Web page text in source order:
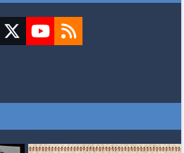
TwitterYouTube
RSS